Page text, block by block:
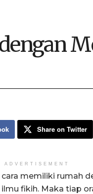
Share on Twitter
ADVERTISEMENT
memiliki rumah
fikih. Maka tiap